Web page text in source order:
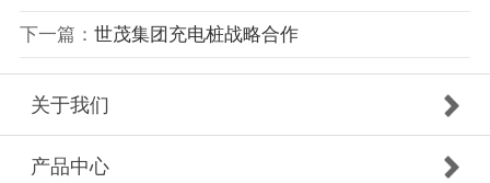
下一篇： 世茂集团充电桩战略合作
关于我们
产品中心